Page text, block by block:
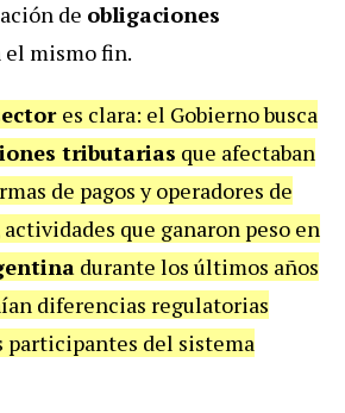
de obligaciones
el mismo fin.
es clara: el Gobierno busca
tributarias que afectaban
de pagos y operadores de
que ganaron peso en
durante los últimos años
diferencias regulatorias
participantes del sistema